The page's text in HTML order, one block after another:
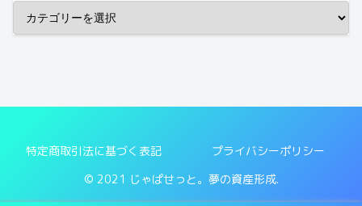
特定商取引法に基づく表記
プライバシーポリシー
© 2021 じゃぱせっと。夢の資産形成.